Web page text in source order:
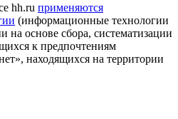
hh.ru применяются
(информационные технологии
на основе сбора, систематизации
к предпочтениям
находящихся на территории